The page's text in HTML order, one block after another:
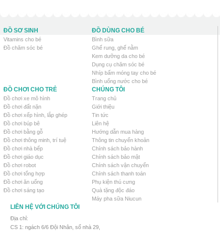
ĐỒ SƠ SINH
Vitamins cho bé
Đồ chăm sóc bé
ĐỒ DÙNG CHO BÉ
Bình sữa
Ghế rung, ghế nằm
Kem dưỡng da cho bé
Dụng cụ chăm sóc bé
Nhíp bấm móng tay cho bé
Bình uống nước cho bé
ĐỒ CHƠI CHO TRẺ
Đồ chơi xe mô hình
Đồ chơi đất nặn
Đồ chơi xếp hình, lắp ghép
Đồ chơi búp bê
Đồ chơi bằng gỗ
Đồ chơi thông minh, trí tuệ
Đồ chơi nhà bếp
Đồ chơi giáo dục
Đồ chơi robot
Đồ chơi tổng hợp
Đồ chơi ăn uống
Đồ chơi sáng tạo
CHÚNG TÔI
Trang chủ
Giới thiệu
Tin tức
Liên hệ
Hướng dẫn mua hàng
Thông tin chuyển khoản
Chính sách bảo hành
Chính sách bảo mật
Chính sách vận chuyển
Chính sách thanh toán
Phụ kiện thú cưng
Quà tặng độc đáo
Máy pha sữa Niucun
LIÊN HỆ VỚI CHÚNG TÔI
Địa chỉ:
CS 1: ngách 6/6 Đội Nhân, số nhà 29,